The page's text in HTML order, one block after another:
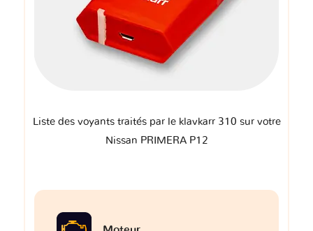
Liste des voyants traités par le klavkarr 310 sur votre
Nissan PRIMERA P12